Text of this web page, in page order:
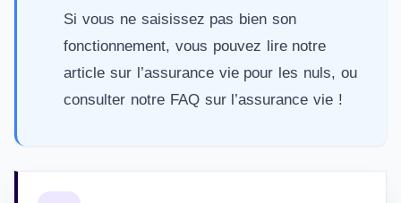
Si vous ne saisissez pas bien son
fonctionnement, vous pouvez lire notre
article sur l’assurance vie pour les nuls, ou
consulter notre FAQ sur l’assurance vie !